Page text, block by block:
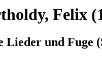
Felix
Lieder und Fuge